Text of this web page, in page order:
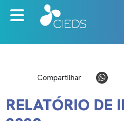
Compartilhar
RELATÓRIO DE